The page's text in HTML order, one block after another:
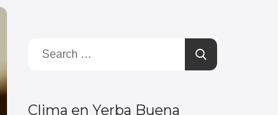
Clima en Yerba Buena